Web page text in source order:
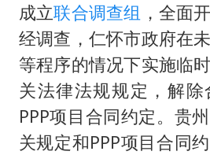
成立联合调查组 ，全面
经调查，仁怀市政府在
等程序的情况下实施临
关法律法规规定，解
PPP项目合同约定。贵
关规定和PPP项目合同